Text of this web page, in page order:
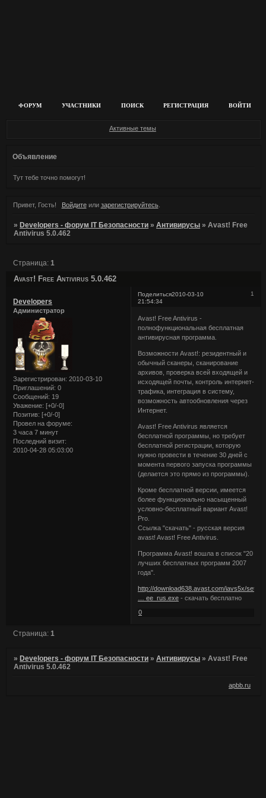
ФОРУМ УЧАСТНИКИ ПОИСК РЕГИСТРАЦИЯ ВОЙТИ
Активные темы
Объявление
Тут тебе точно помогут!
Привет, Гость! Войдитеили зарегистрируйтесь.
» Developers - форум IT Безопасности »Антивирусы »Avast! Free
Antivirus 5.0.462
Avast! Free Antivirus 5.0.462
Страница:1
Поделиться 1
2010-03-10
21:54:34
Developers
Администратор
Зарегистрирован: 2010-03-10
Приглашений: 0
Сообщений: 19
Уважение: [+0/-0]
Позитив: [+0/-0]
Провел на форуме:
3 часа 7 минут
Последний визит:
2010-04-28 05:03:00
Avast! Free Antivirus -
полнофункциональная бесплатная
антивирусная программа.
Возможности Avast!: резидентный и
обычный сканеры, сканирование
архивов, проверка всей входящей и
исходящей почты, контроль интернет-
трафика, интеграция в систему,
возможность автообновления через
Интернет.
Avast! Free Antivirus является
бесплатной программы, но требует
бесплатной регистрации, которую
нужно провести в течение 30 дней с
момента первого запуска программы
(делается это прямо из программы).
Кроме бесплатной версии, имеется
более функционально насыщенный
условно-бесплатный вариант Avast!
Pro.
Ссылка "скачать" - русская версия
avast! Avast! Free Antivirus.
Программа Avast! вошла в список "20
лучших бесплатных программ 2007
года".
http://download638.avast.com/iavs5x/set
… ee_rus.exe - скачать бесплатно
0
Страница:1
»Developers - форум IT Безопасности »Антивирусы »Avast! Free
Antivirus 5.0.462
apbb.ru